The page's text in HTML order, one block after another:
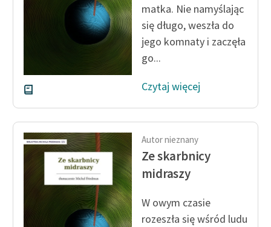
matka. Nie namyślając
się długo, weszła do
jego komnaty i zaczęła
go...
Czytaj więcej
Autor nieznany
Ze skarbnicy
midraszy
W owym czasie
rozeszła się wśród ludu